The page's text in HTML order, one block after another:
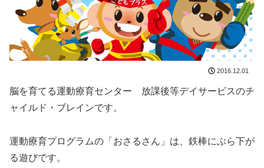
2016.12.01
脳を育てる運動療育センター 放課後等デイサービスのチ
ャイルド・ブレインです。
運動療育プログラムの「おさるさん」は、鉄棒にぶら下が
る遊びです。